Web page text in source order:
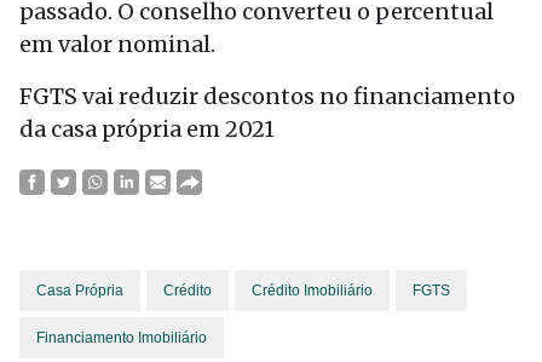
passado. O conselho converteu o percentual
em valor nominal.
FGTS vai reduzir descontos no financiamento
da casa própria em 2021
Casa Própria Crédito Crédito Imobiliário FGTS
Financiamento Imobiliário